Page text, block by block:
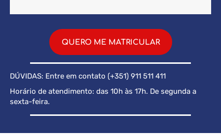
QUERO ME MATRICULAR
DÚVIDAS: Entre em contato (+351) 911 511 411
Horário de atendimento: das 10h às 17h. De segunda a
sexta-feira.